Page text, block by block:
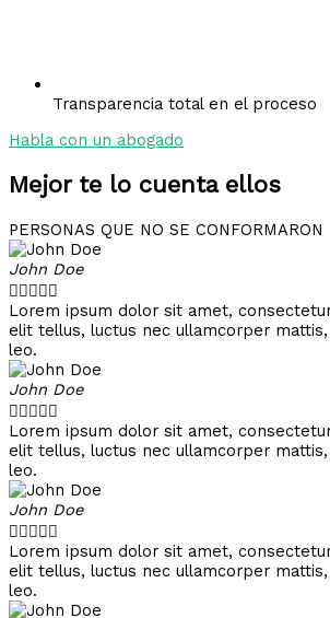
Transparencia total en el proceso
Habla con un abogado
Mejor te lo cuenta ellos
PERSONAS QUE NO SE CONFORMARON
John Doe

Lorem ipsum dolor sit amet,
elit tellus, luctus nec ullamcorper
leo.
John Doe

Lorem ipsum dolor sit amet,
elit tellus, luctus nec ullamcorper
leo.
John Doe

Lorem ipsum dolor sit amet,
elit tellus, luctus nec ullamcorper
leo.